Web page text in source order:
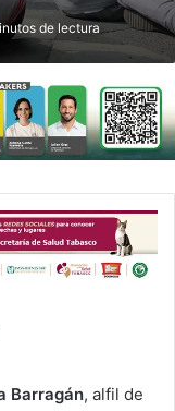
de lectura
Barragán, alfil de